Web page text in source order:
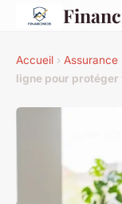
Accueil › Assurance
ligne pour protéger